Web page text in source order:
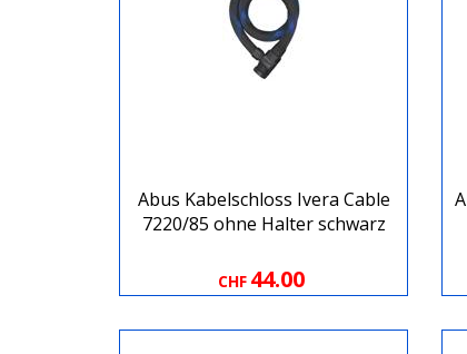
Abus Kabelschloss Ivera Cable
7220/85 ohne Halter schwarz
CHF 44.00